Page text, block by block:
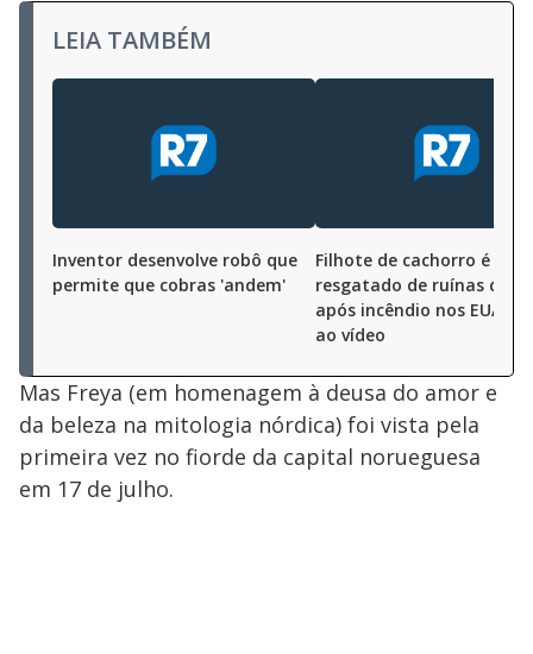
LEIA TAMBÉM
Inventor desenvolve robô que
permite que cobras 'andem'
Filhote de cachorro é
resgatado de ruínas de
após incêndio nos EUA;
ao vídeo
Mas Freya (em homenagem à deusa do amor e
da beleza na mitologia nórdica) foi vista pela
primeira vez no fiorde da capital norueguesa
em 17 de julho.